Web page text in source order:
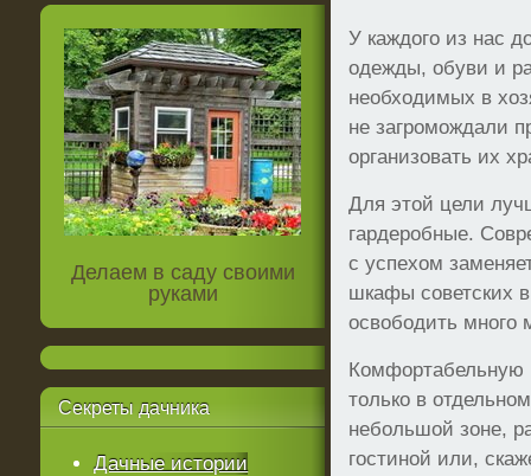
У каждого из нас
одежды, обуви и
необходимых в
не загромождали
организовать их
Для этой цели
гардеробные.
с успехом
шкафы советских
освободить много
Комфортабельную
только в
небольшой зоне,
гостиной или,
Делаем в саду своими
руками
Секреты дачника
Дачные истории